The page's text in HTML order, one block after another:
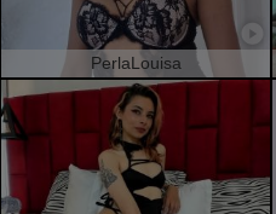
PerlaLouisa